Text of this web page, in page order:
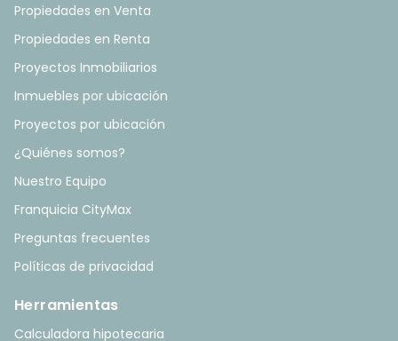
Propiedades en Venta
Propiedades en Renta
Proyectos Inmobiliarios
Inmuebles por ubicación
Proyectos por ubicación
¿Quiénes somos?
Nuestro Equipo
Franquicia CityMax
Preguntas frecuentes
Políticas de privacidad
Herramientas
Calculadora hipotecaria